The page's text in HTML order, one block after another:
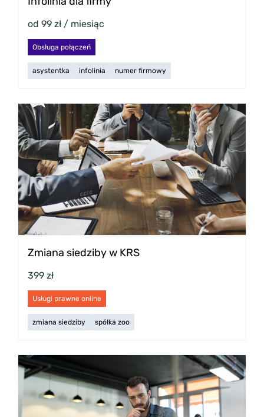
od 99 zł / miesiąc
Obsługa połączeń
asystentka infolinia numer firmowy
Zmiana siedziby w KRS
399 zł
Usługi prawne online
zmiana siedziby spółka zoo